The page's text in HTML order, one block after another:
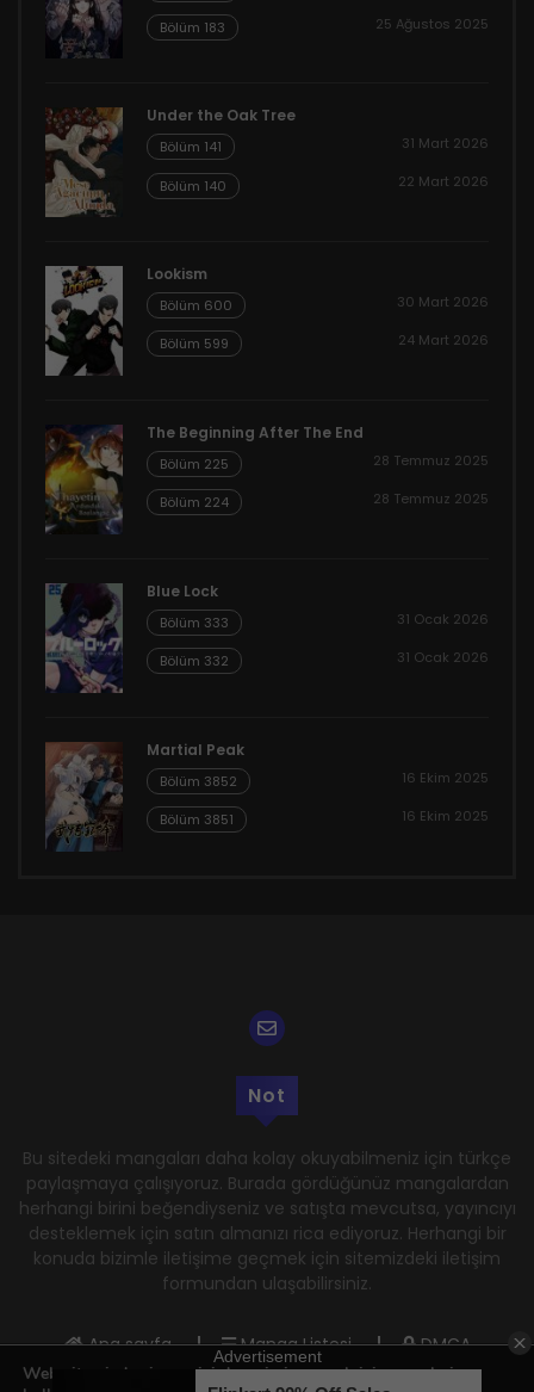
Bölüm 183 25 Ağustos 2025
Under the Oak Tree
Bölüm 141 31 Mart 2026
Bölüm 140 22 Mart 2026
Lookism
Bölüm 600 30 Mart 2026
Bölüm 599 24 Mart 2026
The Beginning After The End
Bölüm 225 28 Temmuz 2025
Bölüm 224 28 Temmuz 2025
Blue Lock
Bölüm 333 31 Ocak 2026
Bölüm 332 31 Ocak 2026
Martial Peak
Bölüm 3852 16 Ekim 2025
Bölüm 3851 16 Ekim 2025
Not
Bu sitedeki mangaları daha kolay okuyabilmeniz için türkçe
paylaşmaya çalışıyoruz. Burada gördüğünüz mangalardan
herhangi birini beğendiyseniz ve satışta mevcutsa, yayıncıyı
desteklemek için satın almanızı rica ediyoruz. Herhangi bir
konuda bizimle iletişime geçmek için sitemizdeki iletişim
formundan ulaşabilirsiniz.
Ana sayfa Manga Listesi
DMCA
Gizlilik Politikası
Kullanım Şartları
Web sitemizde size en iyi deneyimi sunmak için çerezleri